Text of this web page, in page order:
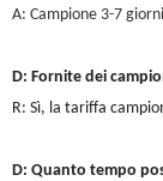
A: Campione 3-7
D: Fornite dei
R: Sì, la tariffa
D: Quanto tempo